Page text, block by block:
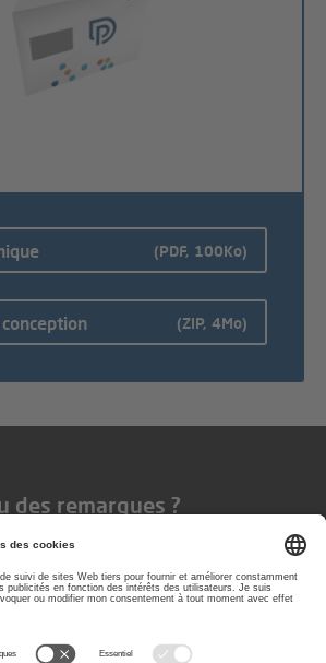
(PDF, 100Ko)
(ZIP, 4Mo)
des remarques ?
les
à 17 h
48 80